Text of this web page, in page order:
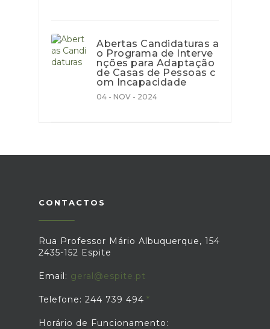
Abertas Candidaturas a
o Programa de Interve
nções para Adaptação
de Casas de Pessoas c
om Incapacidade
04 - NOV - 2024
CONTACTOS
Rua Professor Mário Albuquerque, 154
2435-152 Espite
Email: geral@espite.pt
Telefone: 244 739 494
Horário de Funcionamento: